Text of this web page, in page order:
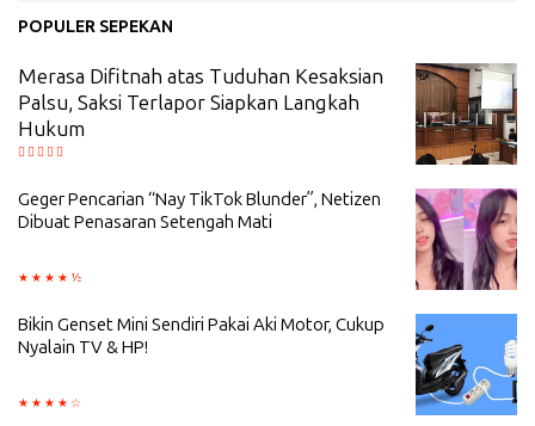
POPULER SEPEKAN
Merasa Difitnah atas Tuduhan Kesaksian
Palsu, Saksi Terlapor Siapkan Langkah
Hukum
Geger Pencarian “Nay TikTok Blunder”, Netizen
Dibuat Penasaran Setengah Mati
Bikin Genset Mini Sendiri Pakai Aki Motor, Cukup
Nyalain TV & HP!